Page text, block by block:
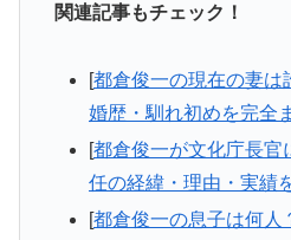
関連記事もチェック！
[都倉俊一の現在の妻は
婚歴・馴れ初めを完全
[都倉俊一が文化庁長官
任の経緯・理由・実績
[都倉俊一の息子は何人